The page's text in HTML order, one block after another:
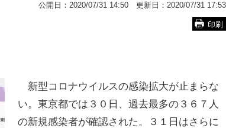
公開日： 2020/07/31 14:50 更新日： 2020/07/31 17:53
印刷
新型コロナウイルスの感染拡大が止まらな
い。東京都では３０日、過去最多の３６７人
の新規感染者が確認された。３１日はさらに